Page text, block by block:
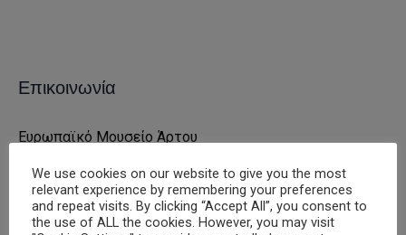
Επικοινωνία
Ευρωπαϊκό Μουσείο Άρτου
Διεύθυνση: Ανδρούτσου 7, 19014, Βαρνάβας
Τηλέφωνο: 22950 97870, 6936891193, 6937822962
We use cookies on our website to give you the most
relevant experience by remembering your preferences
and repeat visits. By clicking “Accept All”, you consent to
the use of ALL the cookies. However, you may visit